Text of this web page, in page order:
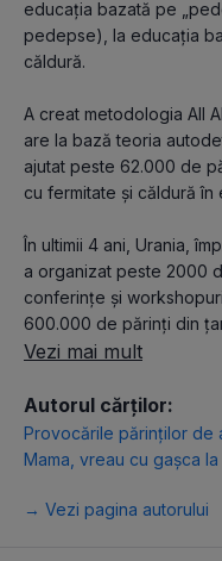
educația bazată pe
pedepse), la educația
căldură.
A creat metodologia All
are la bază teoria
ajutat peste 62.000 de
cu fermitate și căldură în
În ultimii 4 ani, Urania,
a organizat peste 2000
conferințe și
600.000 de părinți din
Vezi mai mult
Autorul cărților:
Provocările părinților de
Mama, vreau cu gașca
→ Vezi pagina autorului